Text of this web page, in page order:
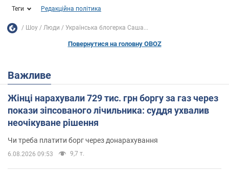
Теги Редакційна політика
Шоу Люди Українська блогерка Саша...
Повернутися на головну OBOZ
Важливе
Жінці нарахували 729 тис. грн боргу за газ через
покази зіпсованого лічильника: суддя ухвалив
неочікуване рішення
Чи треба платити борг через донарахування
6.08.2026 09:53 9,7 т.